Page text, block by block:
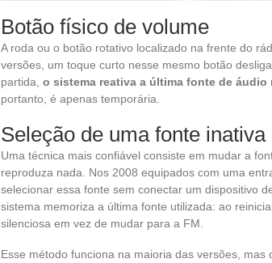
Botão físico de volume
A roda ou o botão rotativo localizado na frente do
versões, um toque curto nesse mesmo botão
partida, o sistema reativa a última fonte de áudio
portanto, é apenas temporária.
Seleção de uma fonte inativa
Uma técnica mais confiável consiste em mudar a
reproduza nada. Nos 2008 equipados com uma
selecionar essa fonte sem conectar um dispositivo
sistema memoriza a última fonte utilizada: ao
silenciosa em vez de mudar para a FM.
Esse método funciona na maioria das versões,